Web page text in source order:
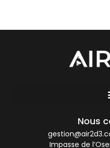
Nous
Impasse de